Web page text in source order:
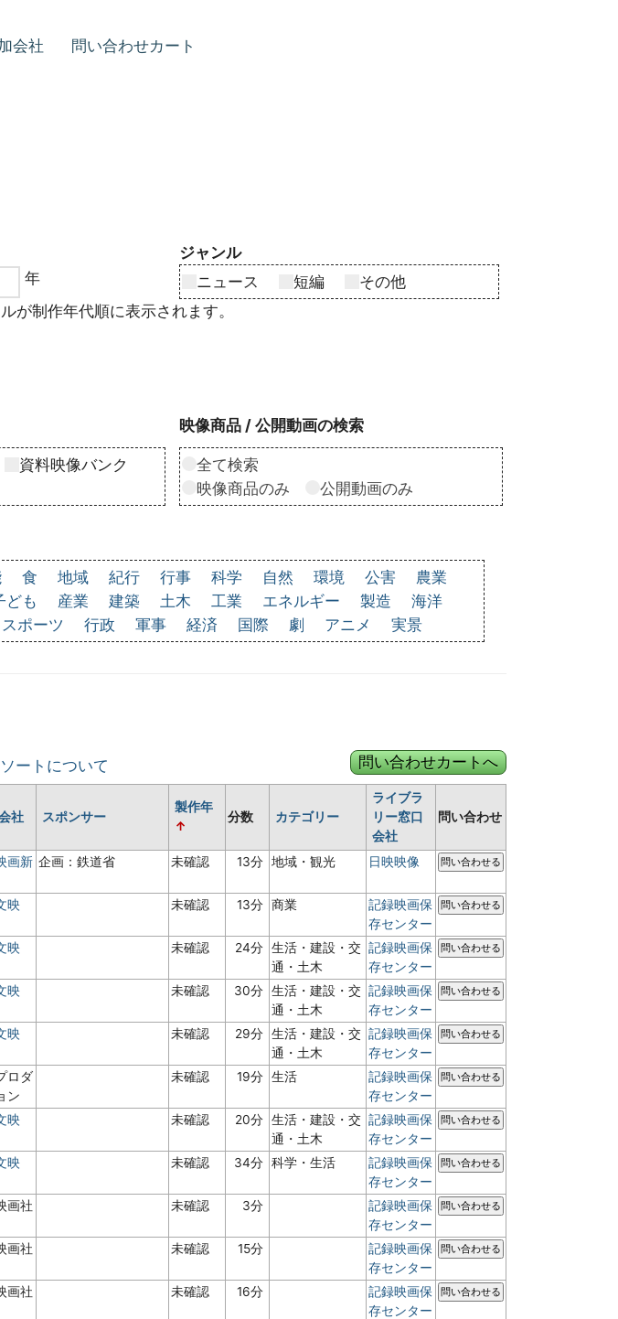
会社 問い合わせカート
年
ジャンル
ニュース
短編
その他
が制作年代順に表示されます。
資料映像バンク
映像商品 / 公開動画の検索
全て検索
映像商品のみ
公開動画のみ
食 地域 紀行 行事 科学 自然 環境 公害
農業
ども 産業 建築 土木 工業 エネルギー 製造
海洋
スポーツ 行政 軍事 経済 国際 劇 アニメ 実景
ートについて
社 スポンサー
製作年
分数 カテゴリー
ライブラ
リー窓口
会社
問い合わせ
画新 企画：鉄道省 未確認 13分 地域・観光 日映映像 問い合わせる
映 未確認 13分 商業
記録映画保
存センター
問い合わせる
映 未確認 24分 生活・建設・交
通・土木
記録映画保
存センター
問い合わせる
映 未確認 30分 生活・建設・交
通・土木
記録映画保
存センター
問い合わせる
映 未確認 29分 生活・建設・交
通・土木
記録映画保
存センター
問い合わせる
ロダ
ン
未確認 19分 生活
記録映画保
存センター
問い合わせる
映 未確認 20分 生活・建設・交
通・土木
記録映画保
存センター
問い合わせる
映 未確認 34分 科学・生活
記録映画保
存センター
問い合わせる
画社 未確認 3分
記録映画保
存センター
問い合わせる
画社 未確認 15分
記録映画保
存センター
問い合わせる
画社 未確認 16分
記録映画保
存センター
問い合わせる